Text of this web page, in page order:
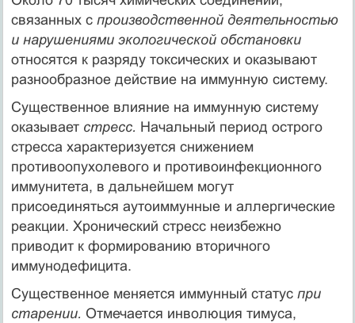
связанных с производственной деятельностью
и нарушениями экологической обстановки
относятся к разряду токсических и оказывают
разнообразное действие на иммунную систему.
Существенное влияние на иммунную систему
оказывает стресс. Начальный период острого
стресса характеризуется снижением
противоопухолевого и противоинфекционного
иммунитета, в дальнейшем могут
присоединяться аутоиммунные и аллергические
реакции. Хронический стресс неизбежно
приводит к формированию вторичного
иммунодефицита.
Существенное меняется иммунный статус при
старении. Отмечается инволюция тимуса,